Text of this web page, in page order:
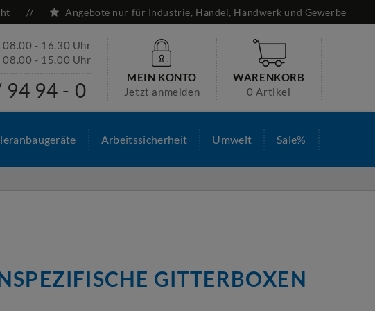
Angebote nur für Industrie, Handel, Handwerk und Gewerbe
08.00 - 16.30 Uhr
08.00 - 15.00 Uhr
94 - 0
MEIN KONTO
Jetzt anmelden
WARENKORB
0 Artikel
Arbeitssicherheit Umwelt Sale%
GITTERBOXEN